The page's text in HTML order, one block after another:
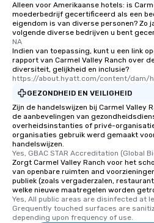
Alleen voor Amerikaanse hotels: is
moederbedrijf gecertificeerd als een
eigendom is van diverse personen? Zo
volgende diverse bedrijven u bent
NA
Indien van toepassing, kunt u een link
rapport van Carmel Valley Ranch over
diversiteit, gelijkheid en inclusie?
https://about.hyatt.com/content/dam/
GEZONDHEID EN VEILIGHEID
Zijn de handelswijzen bij Carmel Valley
de aanbevelingen van
overheidsinstanties of privé-
organisaties gebruik werd gemaakt
handelswijzen.
Yes, GBAC STAR Accreditation (Global
Zorgt Carmel Valley Ranch voor het
van openbare ruimten and
publiek (zoals vergaderzalen,
welke nieuwe maatregelen worden
Yes, All public areas are disinfected at
Grequently touched surfaces are
depending upon frequency of use.